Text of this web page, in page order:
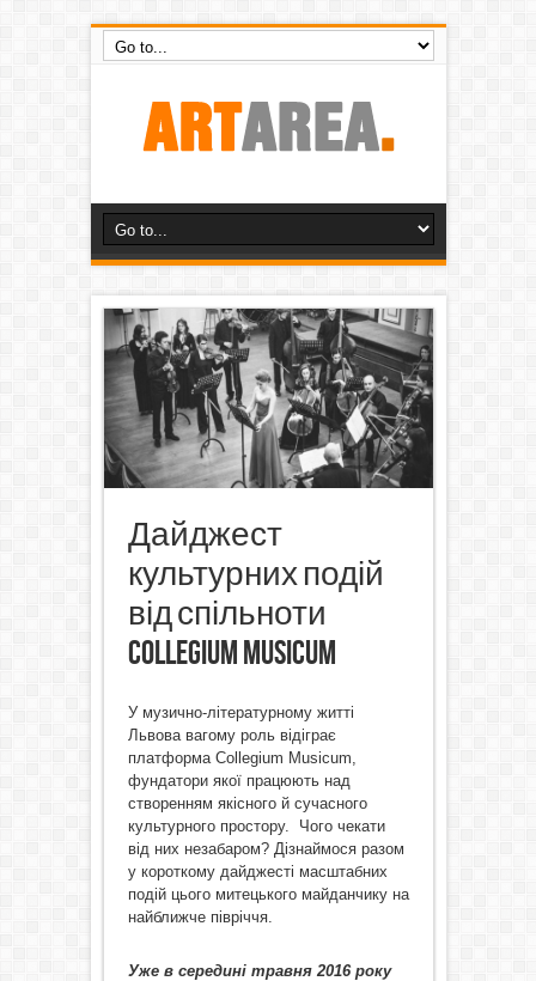
Дайджест
культурних подій
від спільноти
Collegium Musicum
У музично-літературному житті
Львова вагому роль відіграє
платформа Collegium Musicum,
фундатори якої працюють над
створенням якісного й сучасного
культурного простору. Чого чекати
від них незабаром? Дізнаймося разом
у короткому дайджесті масштабних
подій цього митецького майданчику на
найближче півріччя.
Уже в середині травня 2016 року